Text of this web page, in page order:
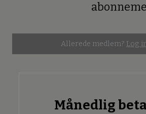
Allerede medlem? Log
Månedlig